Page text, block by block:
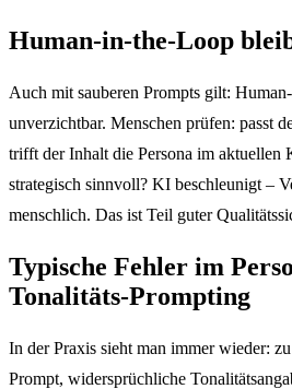
Human-in-the-Loop
Auch mit sauberen Prompts gilt:
unverzichtbar. Menschen prüfen: passt
trifft der Inhalt die Persona im aktuellen
strategisch sinnvoll? KI beschleunigt –
menschlich. Das ist Teil guter
Typische Fehler im
Tonalitäts-Prompting
In der Praxis sieht man immer wieder:
Prompt, widersprüchliche